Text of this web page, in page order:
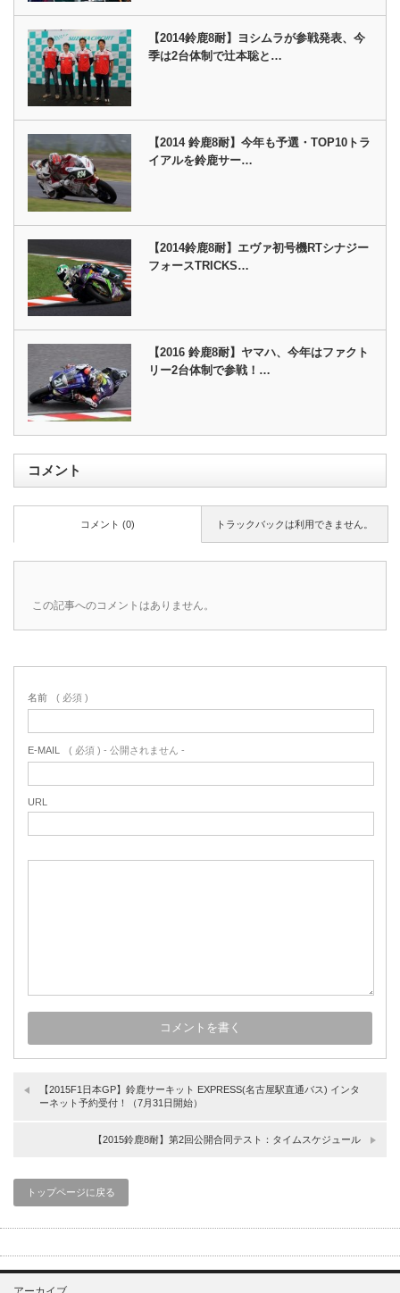
【2014鈴鹿8耐】ヨシムラが参戦発表、今
季は2台体制で辻本聡と…
【2014 鈴鹿8耐】今年も予選・TOP10トラ
イアルを鈴鹿サー…
【2014鈴鹿8耐】エヴァ初号機RTシナジー
フォースTRICKS…
【2016 鈴鹿8耐】ヤマハ、今年はファクト
リー2台体制で参戦！…
コメント
トラックバックは利用できません。
コメント (0)
この記事へのコメントはありません。
名前 ( 必須 )
E-MAIL ( 必須 ) - 公開されません -
URL
【2015F1日本GP】鈴鹿サーキット EXPRESS(名古屋駅直通バス) インタ
ーネット予約受付！（7月31日開始）
【2015鈴鹿8耐】第2回公開合同テスト：タイムスケジュール
トップページに戻る